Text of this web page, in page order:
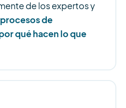
de los expertos y
procesos de
qué hacen lo que